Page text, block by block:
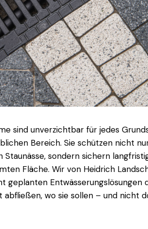
sind unverzichtbar für jedes
Bereich. Sie schützen nicht
sondern sichern
Fläche. Wir von Heidrich
Entwässerungslösungen
abfließen, wo sie sollen – und nicht